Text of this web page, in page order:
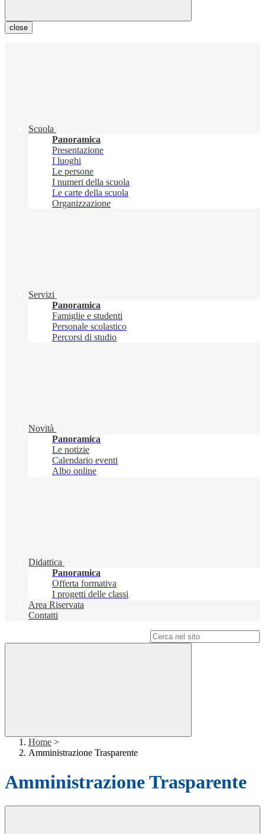
close
Scuola
Panoramica
Presentazione
I luoghi
Le persone
I numeri della scuola
Le carte della scuola
Organizzazione
Servizi
Panoramica
Famiglie e studenti
Personale scolastico
Percorsi di studio
Novità
Panoramica
Le notizie
Calendario eventi
Albo online
Didattica
Panoramica
Offerta formativa
I progetti delle classi
Area Riservata
Contatti
Home >
Amministrazione Trasparente
Amministrazione Trasparente